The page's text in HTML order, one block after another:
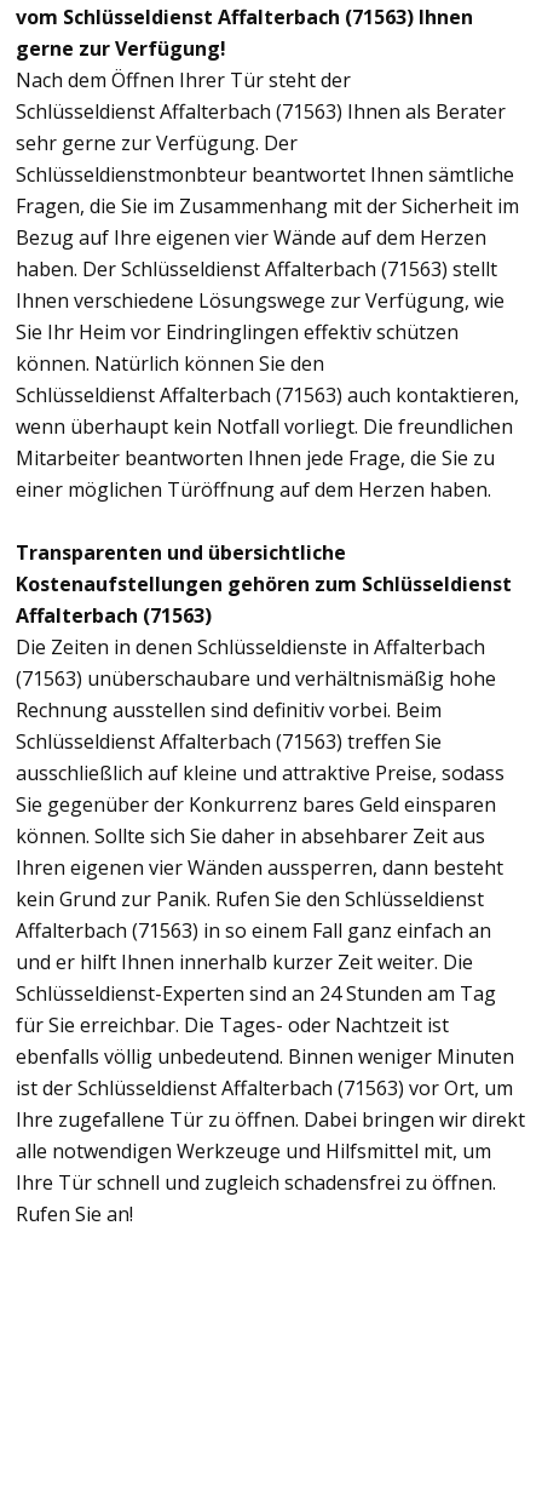
vom Schlüsseldienst Affalterbach (71563) Ihnen
gerne zur Verfügung!
Nach dem Öffnen Ihrer Tür steht der
Schlüsseldienst Affalterbach (71563) Ihnen als Berater
sehr gerne zur Verfügung. Der
Schlüsseldienstmonbteur beantwortet Ihnen sämtliche
Fragen, die Sie im Zusammenhang mit der Sicherheit im
Bezug auf Ihre eigenen vier Wände auf dem Herzen
haben. Der Schlüsseldienst Affalterbach (71563) stellt
Ihnen verschiedene Lösungswege zur Verfügung, wie
Sie Ihr Heim vor Eindringlingen effektiv schützen
können. Natürlich können Sie den
Schlüsseldienst Affalterbach (71563) auch kontaktieren,
wenn überhaupt kein Notfall vorliegt. Die freundlichen
Mitarbeiter beantworten Ihnen jede Frage, die Sie zu
einer möglichen Türöffnung auf dem Herzen haben.
Transparenten und übersichtliche
Kostenaufstellungen gehören zum Schlüsseldienst
Affalterbach (71563)
Die Zeiten in denen Schlüsseldienste in Affalterbach
(71563) unüberschaubare und verhältnismäßig hohe
Rechnung ausstellen sind definitiv vorbei. Beim
Schlüsseldienst Affalterbach (71563) treffen Sie
ausschließlich auf kleine und attraktive Preise, sodass
Sie gegenüber der Konkurrenz bares Geld einsparen
können. Sollte sich Sie daher in absehbarer Zeit aus
Ihren eigenen vier Wänden aussperren, dann besteht
kein Grund zur Panik. Rufen Sie den Schlüsseldienst
Affalterbach (71563) in so einem Fall ganz einfach an
und er hilft Ihnen innerhalb kurzer Zeit weiter. Die
Schlüsseldienst-Experten sind an 24 Stunden am Tag
für Sie erreichbar. Die Tages- oder Nachtzeit ist
ebenfalls völlig unbedeutend. Binnen weniger Minuten
ist der Schlüsseldienst Affalterbach (71563) vor Ort, um
Ihre zugefallene Tür zu öffnen. Dabei bringen wir direkt
alle notwendigen Werkzeuge und Hilfsmittel mit, um
Ihre Tür schnell und zugleich schadensfrei zu öffnen.
Rufen Sie an!